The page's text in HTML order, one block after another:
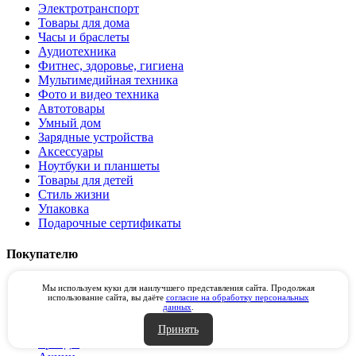
Электротранспорт
Товары для дома
Часы и браслеты
Аудиотехника
Фитнес, здоровье, гигиена
Мультимедийная техника
Фото и видео техника
Автотовары
Умный дом
Зарядные устройства
Аксессуары
Ноутбуки и планшеты
Товары для детей
Стиль жизни
Упаковка
Подарочные сертификаты
Покупателю
Доставка и оплата
Распродажа
Мы используем куки для наилучшего представления сайта. Продолжая
использование сайта, вы даёте согласие на обработку персональных
данных
Принять